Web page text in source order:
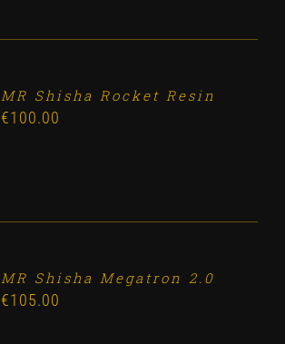
MR Shisha Rocket Resin
€100.00
MR Shisha Megatron 2.0
€105.00